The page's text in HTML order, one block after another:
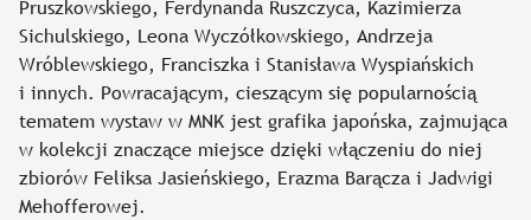
Pruszkowskiego, Ferdynanda Ruszczyca, Kazimierza
Sichulskiego, Leona Wyczółkowskiego, Andrzeja
Wróblewskiego, Franciszka i Stanisława Wyspiańskich
i innych. Powracającym, cieszącym się popularnością
tematem wystaw w MNK jest grafika japońska, zajmująca
w kolekcji znaczące miejsce dzięki włączeniu do niej
zbiorów Feliksa Jasieńskiego, Erazma Barącza i Jadwigi
Mehofferowej.